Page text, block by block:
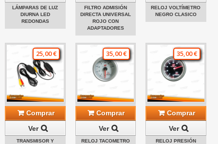
LÁMPARAS DE LUZ
DIURNA LED
REDONDAS
FILTRO ADMISIÓN
DIRECTA UNIVERSAL
ROJO CON
ADAPTADORES
RELOJ VOLTÍMETRO
NEGRO CLASICO
25,00 €
Comprar
Ver
TRANSMISOR Y
35,00 €
Comprar
Ver
RELOJ TACOMETRO
35,00 €
Comprar
Ver
RELOJ PRESIÓN